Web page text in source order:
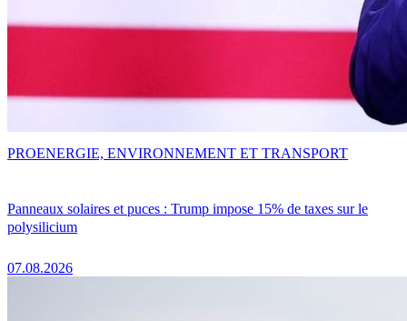
Panneaux solaires et puces : Trump impose 15% de taxes sur le
polysilicium
07.08.2026
PROENERGIE, ENVIRONNEMENT ET TRANSPORT